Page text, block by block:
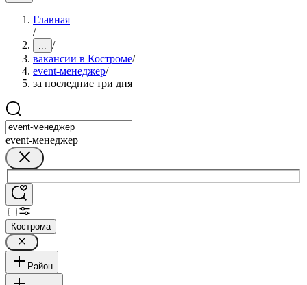
Главная
/
... /
вакансии в Костроме/
event-менеджер/
за последние три дня
event-менеджер
Кострома
Район